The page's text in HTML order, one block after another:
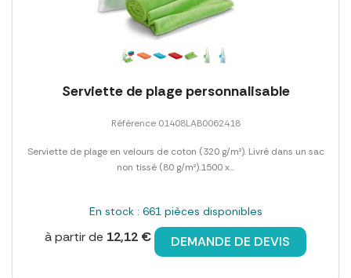
Serviette de plage personnalisable
Référence 01408LAB0062418
Serviette de plage en velours de coton (320 g/m²). Livré dans un sac
non tissé (80 g/m²).1500 x...
En stock : 661 pièces disponibles
à partir de 12,12 € DEMANDE DE DEVIS